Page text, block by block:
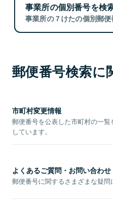
事業所の個別番号を検
事業所の７けたの個別郵便
郵便番号検索に
市町村変更情報
郵便番号を公表した市町村の一
しています。
よくあるご質問・お問い合わせ
郵便番号に関するさまざまな疑問